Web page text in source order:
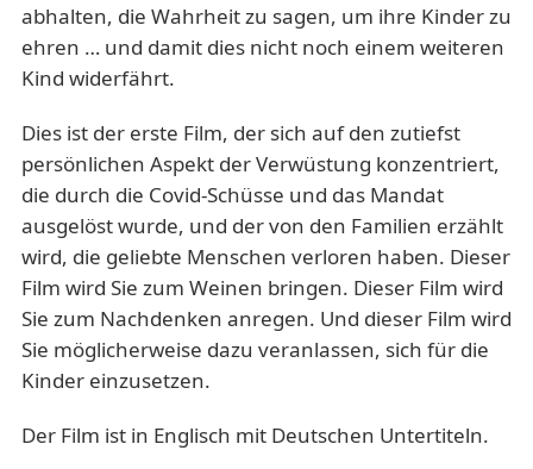
abhalten, die Wahrheit zu sagen, um ihre Kinder zu
ehren … und damit dies nicht noch einem weiteren
Kind widerfährt.
Dies ist der erste Film, der sich auf den zutiefst
persönlichen Aspekt der Verwüstung konzentriert,
die durch die Covid-Schüsse und das Mandat
ausgelöst wurde, und der von den Familien erzählt
wird, die geliebte Menschen verloren haben. Dieser
Film wird Sie zum Weinen bringen. Dieser Film wird
Sie zum Nachdenken anregen. Und dieser Film wird
Sie möglicherweise dazu veranlassen, sich für die
Kinder einzusetzen.
Der Film ist in Englisch mit Deutschen Untertiteln.